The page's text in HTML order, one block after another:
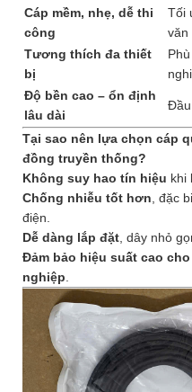
Cáp mềm, nhẹ, dễ thi
công
Tối
văn
Tương thích đa thiết
bị
Độ bền cao – ổn định
lâu dài
Đầu
Tại sao nên lựa chọn cáp
đồng truyền thống?
Không suy hao tín hiệu khi
Chống nhiễu tốt hơn, đặc
điện.
Dễ dàng lắp đặt, dây nhỏ
Đảm bảo hiệu suất cao
nghiệp.